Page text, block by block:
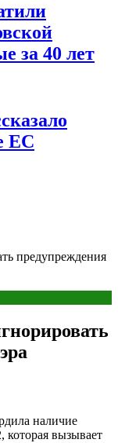
за 40 лет
ЕС
предупреждения
наличие
вызывает